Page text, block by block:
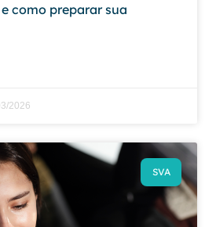
como preparar sua
2026
SVA